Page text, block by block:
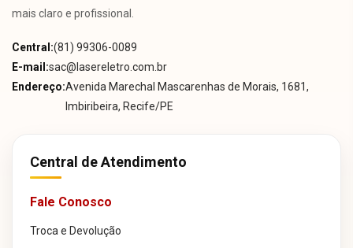
mais claro e profissional.
Central:(81) 99306-0089
E-mail:sac@lasereletro.com.br
Endereço:Avenida Marechal Mascarenhas de Morais, 1681,
Imbiribeira, Recife/PE
Central de Atendimento
Fale Conosco
Troca e Devolução